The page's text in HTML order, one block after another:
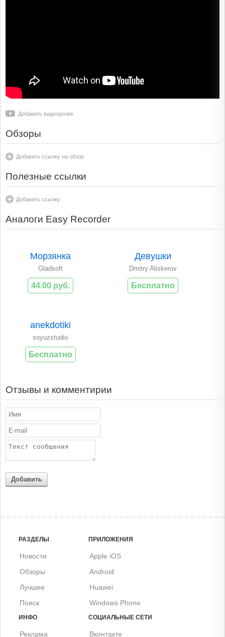
Добавить видеоролик
Обзоры
Добавить ссылку на обзор
Полезные ссылки
Добавить ссылку
Аналоги Easy Recorder
Морзянка
Gladsoft
44.00 руб.
Девушки
Dmitry Aliskerov
Бесплатно
anekdotiki
soyuzstudio
Бесплатно
Отзывы и комментирии
Добавить
РАЗДЕЛЫ
Новости
Обзоры
Лучшее
Поиск
ПРИЛОЖЕНИЯ
Apple iOS
Android
Huawei
Windows Phone
ИНФО
Реклама
СОЦИАЛЬНЫЕ СЕТИ
Вконтакте